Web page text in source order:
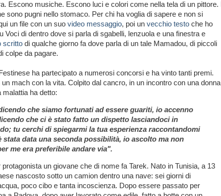
Escono musiche. Escono luci e colori come nella tela di un pittore. I
sono pugni nello stomaco. Per chi ha voglia di sapere e non si
un file con un suo video messaggio, poi un vecchio testo che ho
Voci di dentro dove si parla di sgabelli, lenzuola e una finestra e
scritto di qualche giorno fa dove parla di un tale Mamadou, di piccoli
colpe da pagare.
ha partecipato a numerosi concorsi e ha vinto tanti premi.
mach con la vita. Colpito dal cancro, in un incontro con una donna
ha detto:
che siamo fortunati ad essere guariti, io accenno
che ci è stato fatto un dispetto lasciandoci in
tu cerchi di spiegarmi la tua esperienza raccontandomi
stata data una seconda possibilità, io ascolto ma non
me era preferibile andare via".
protagonista un giovane che di nome fa Tarek. Nato in Tunisia, a 13
nascosto sotto un camion dentro una nave: sei giorni di
poco cibo e tanta incoscienza. Dopo essere passato per